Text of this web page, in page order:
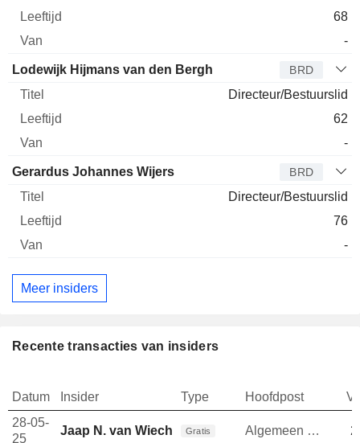
68
-
Lodewijk Hijmans van den Bergh BRD
Directeur/Bestuurslid
62
-
Gerardus Johannes Wijers BRD
Directeur/Bestuurslid
76
-
Meer insiders
Recente transacties van insiders
Datum Insider Type Hoofdpost
28-05-
25
Jaap N. van WiechenGratis Algemeen directeur